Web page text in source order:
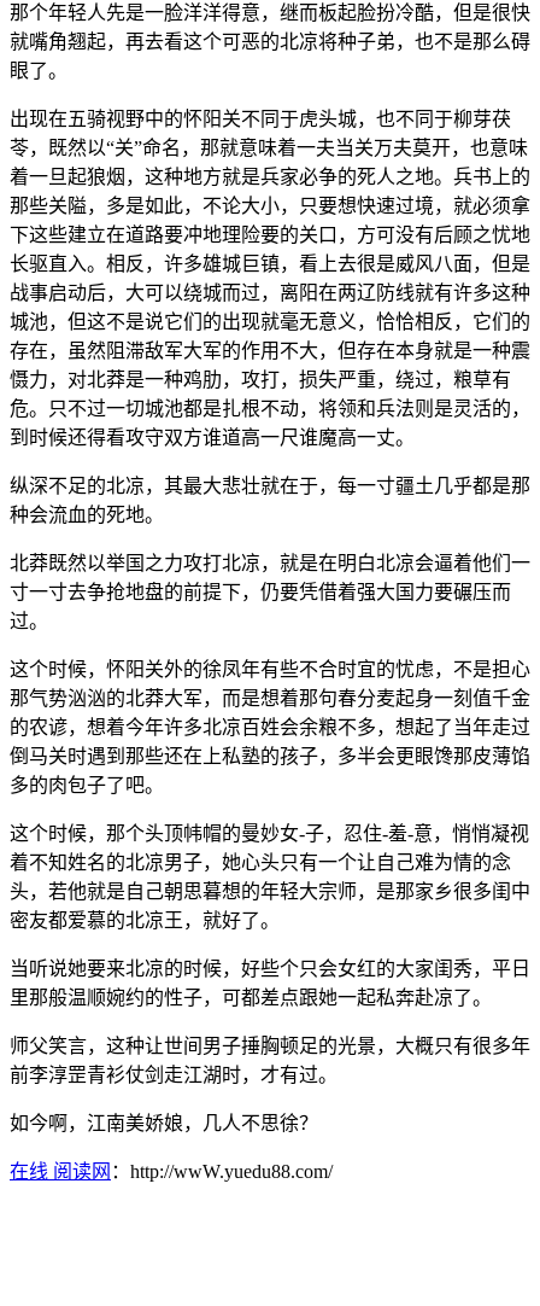
那个年轻人先是一脸洋洋得意，继而板起脸扮冷酷，但是很快
就嘴角翘起，再去看这个可恶的北凉将种子弟，也不是那么碍
眼了。
出现在五骑视野中的怀阳关不同于虎头城，也不同于柳芽茯
苓，既然以“关”命名，那就意味着一夫当关万夫莫开，也意味
着一旦起狼烟，这种地方就是兵家必争的死人之地。兵书上的
那些关隘，多是如此，不论大小，只要想快速过境，就必须拿
下这些建立在道路要冲地理险要的关口，方可没有后顾之忧地
长驱直入。相反，许多雄城巨镇，看上去很是威风八面，但是
战事启动后，大可以绕城而过，离阳在两辽防线就有许多这种
城池，但这不是说它们的出现就毫无意义，恰恰相反，它们的
存在，虽然阻滞敌军大军的作用不大，但存在本身就是一种震
慑力，对北莽是一种鸡肋，攻打，损失严重，绕过，粮草有
危。只不过一切城池都是扎根不动，将领和兵法则是灵活的，
到时候还得看攻守双方谁道高一尺谁魔高一丈。
纵深不足的北凉，其最大悲壮就在于，每一寸疆土几乎都是那
种会流血的死地。
北莽既然以举国之力攻打北凉，就是在明白北凉会逼着他们一
寸一寸去争抢地盘的前提下，仍要凭借着强大国力要碾压而
过。
这个时候，怀阳关外的徐凤年有些不合时宜的忧虑，不是担心
那气势汹汹的北莽大军，而是想着那句春分麦起身一刻值千金
的农谚，想着今年许多北凉百姓会余粮不多，想起了当年走过
倒马关时遇到那些还在上私塾的孩子，多半会更眼馋那皮薄馅
多的肉包子了吧。
这个时候，那个头顶帏帽的曼妙女-子，忍住-羞-意，悄悄凝视
着不知姓名的北凉男子，她心头只有一个让自己难为情的念
头，若他就是自己朝思暮想的年轻大宗师，是那家乡很多闺中
密友都爱慕的北凉王，就好了。
当听说她要来北凉的时候，好些个只会女红的大家闺秀，平日
里那般温顺婉约的性子，可都差点跟她一起私奔赴凉了。
师父笑言，这种让世间男子捶胸顿足的光景，大概只有很多年
前李淳罡青衫仗剑走江湖时，才有过。
如今啊，江南美娇娘，几人不思徐？
在线 阅读网 ：http://wwW.yuedu88.com/